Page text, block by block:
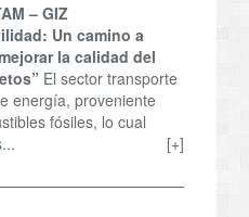
– GIZ
Un camino a
la calidad del
El sector transporte
energía, proveniente
fósiles, lo cual
[+]